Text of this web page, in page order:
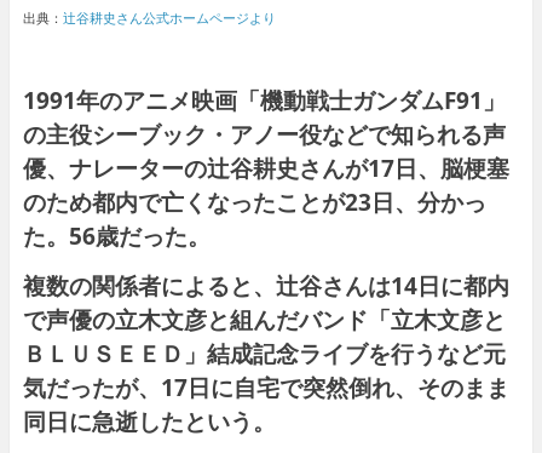
出典： 辻谷耕史さん公式ホームページより
1991年のアニメ映画「機動戦士ガンダムF91」
の主役シーブック・アノー役などで知られる声
優、ナレーターの辻谷耕史さんが17日、脳梗塞
のため都内で亡くなったことが23日、分かっ
た。56歳だった。
複数の関係者によると、辻谷さんは14日に都内
で声優の立木文彦と組んだバンド「立木文彦と
ＢＬＵＳＥＥＤ 」結成記念ライブを行うなど元
気だったが、17日に自宅で突然倒れ、そのまま
同日に急逝したという。